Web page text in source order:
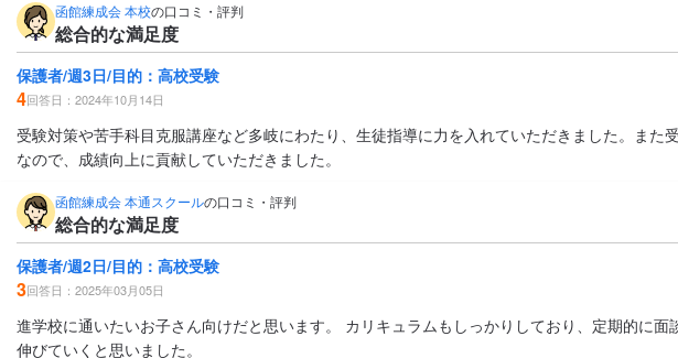
函館練成会 本校の口コミ・評判
総合的な満足度
保護者/週3日/目的：高校受験
4回答日：2024年10月14日
受験対策や苦手科目克服講座など多岐にわたり、生徒指導に力を入れていただきました。ま
なので、成績向上に貢献していただきました。
函館練成会 本通スクールの口コミ・評判
総合的な満足度
保護者/週2日/目的：高校受験
3回答日：2025年03月05日
進学校に通いたいお子さん向けだと思います。 カリキュラムもしっかりしており、定期的に
伸びていくと思いました。